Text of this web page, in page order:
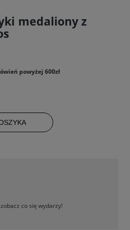
medaliony z
powyżej 600zł
co się wydarzy!